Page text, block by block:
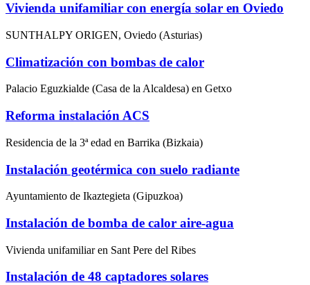
Vivienda unifamiliar con energía solar en Oviedo
SUNTHALPY ORIGEN, Oviedo (Asturias)
Climatización con bombas de calor
Palacio Eguzkialde (Casa de la Alcaldesa) en Getxo
Reforma instalación ACS
Residencia de la 3ª edad en Barrika (Bizkaia)
Instalación geotérmica con suelo radiante
Ayuntamiento de Ikaztegieta (Gipuzkoa)
Instalación de bomba de calor aire-agua
Vivienda unifamiliar en Sant Pere del Ribes
Instalación de 48 captadores solares